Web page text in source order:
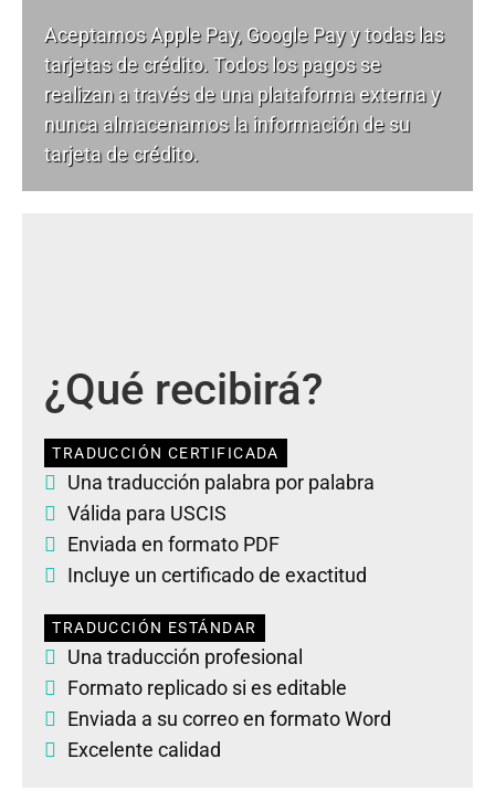
Aceptamos Apple Pay, Google Pay y todas las
tarjetas de crédito. Todos los pagos se
realizan a través de una plataforma externa y
nunca almacenamos la información de su
tarjeta de crédito.
¿Qué recibirá?
TRADUCCIÓN CERTIFICADA
Una traducción palabra por palabra
Válida para USCIS
Enviada en formato PDF
Incluye un certificado de exactitud
TRADUCCIÓN ESTÁNDAR
Una traducción profesional
Formato replicado si es editable
Enviada a su correo en formato Word
Excelente calidad